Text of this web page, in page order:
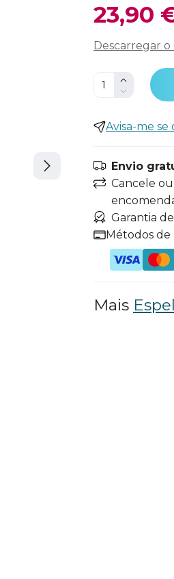
23,90
Descarregar
Avisa-me
Envio
Cancele
Garantia
Métodos
Mais